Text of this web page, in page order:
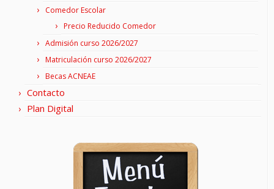
Comedor Escolar
Precio Reducido Comedor
Admisión curso 2026/2027
Matriculación curso 2026/2027
Becas ACNEAE
Contacto
Plan Digital